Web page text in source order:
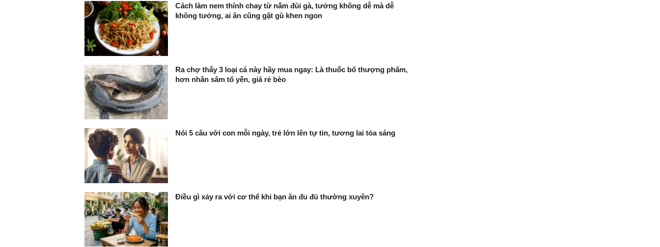
Cách làm nem thính chay từ nấm đùi gà, tưởng không dễ mà dễ
không tưởng, ai ăn cũng gật gù khen ngon
Ra chợ thấy 3 loại cá này hãy mua ngay: Là thuốc bổ thượng phẩm,
hơn nhân sâm tổ yến, giá rẻ bèo
Nói 5 câu với con mỗi ngày, trẻ lớn lên tự tin, tương lai tỏa sáng
Điều gì xảy ra với cơ thể khi bạn ăn đu đủ thường xuyên?